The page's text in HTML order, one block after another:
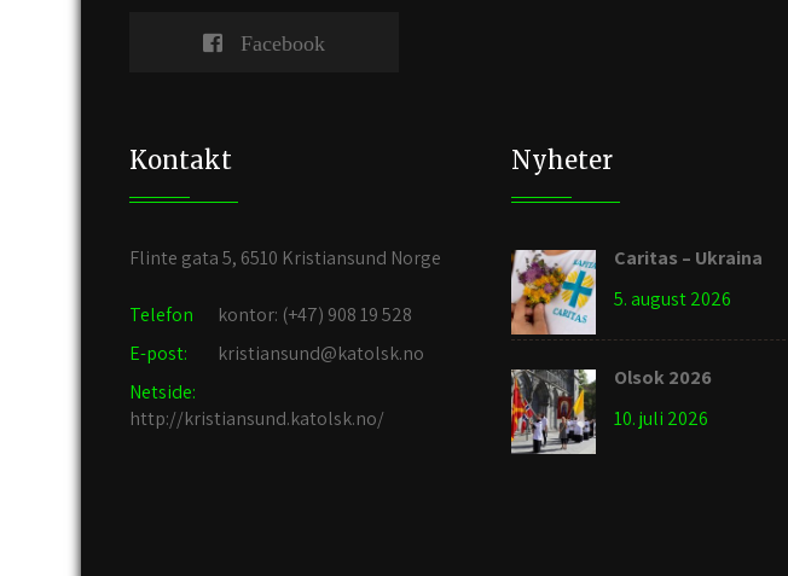
Facebook
Kontakt
Flinte gata 5, 6510 Kristiansund Norge
Telefon
kontor: (+47) 908 19 528
E-post:
kristiansund@katolsk.no
Netside:
http://kristiansund.katolsk.no/
Nyheter
Caritas – Ukraina
5. august 2026
Olsok 2026
10. juli 2026